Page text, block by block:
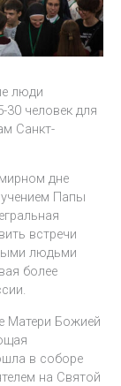
люди
человек для
Санкт-
дне
Папы
встречи
людьми
более
Матери Божией
в соборе
на Святой